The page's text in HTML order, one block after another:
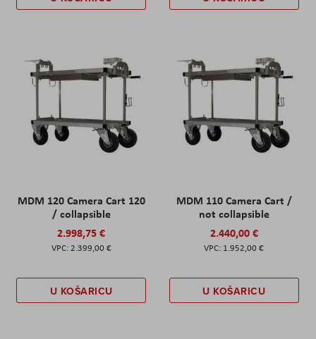
MDM 120 Camera Cart 120
/ collapsible
2.998,75 €
2.399,00 €
U KOŠARICU
MDM 110 Camera Cart /
not collapsible
2.440,00 €
1.952,00 €
U KOŠARICU